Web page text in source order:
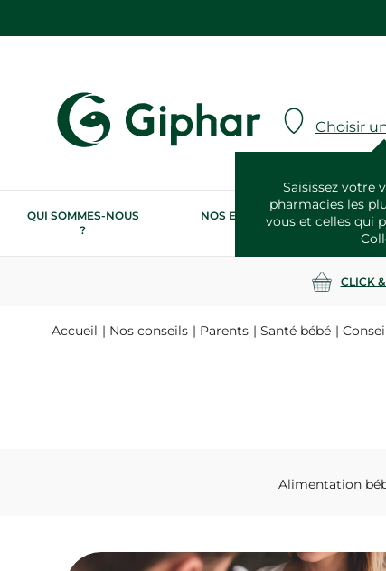
Choisir
Saisissez votre
pharmacies les
vous et celles qui
QUI SOMMES-NOUS
?
NOS ENGAGEMENTS
RSE
CLICK
Accueil Nos conseils Parents Santé bébé
Alimentation